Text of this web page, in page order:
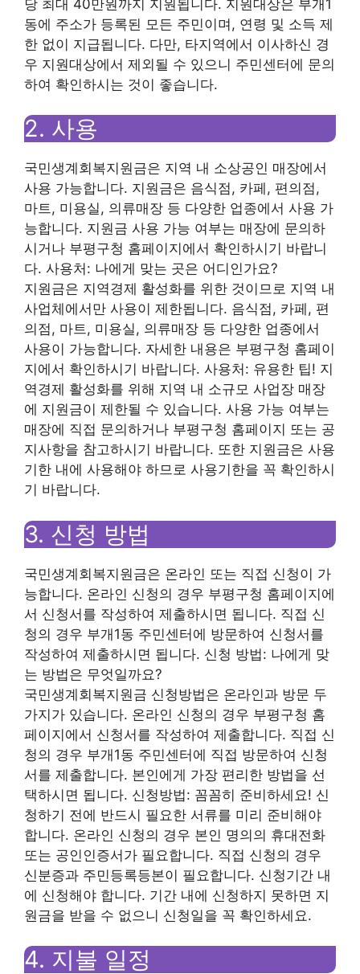
당 최대 40만원까지 지원됩니다. 지원대상은 부개1
동에 주소가 등록된 모든 주민이며, 연령 및 소득 제
한 없이 지급됩니다. 다만, 타지역에서 이사하신 경
우 지원대상에서 제외될 수 있으니 주민센터에 문의
하여 확인하시는 것이 좋습니다.
2. 사용
국민생계회복지원금은 지역 내 소상공인 매장에서
사용 가능합니다. 지원금은 음식점, 카페, 편의점,
마트, 미용실, 의류매장 등 다양한 업종에서 사용 가
능합니다. 지원금 사용 가능 여부는 매장에 문의하
시거나 부평구청 홈페이지에서 확인하시기 바랍니
다. 사용처: 나에게 맞는 곳은 어디인가요?
지원금은 지역경제 활성화를 위한 것이므로 지역 내
사업체에서만 사용이 제한됩니다. 음식점, 카페, 편
의점, 마트, 미용실, 의류매장 등 다양한 업종에서
사용이 가능합니다. 자세한 내용은 부평구청 홈페이
지에서 확인하시기 바랍니다. 사용처: 유용한 팁! 지
역경제 활성화를 위해 지역 내 소규모 사업장 매장
에 지원금이 제한될 수 있습니다. 사용 가능 여부는
매장에 직접 문의하거나 부평구청 홈페이지 또는 공
지사항을 참고하시기 바랍니다. 또한 지원금은 사용
기한 내에 사용해야 하므로 사용기한을 꼭 확인하시
기 바랍니다.
3. 신청 방법
국민생계회복지원금은 온라인 또는 직접 신청이 가
능합니다. 온라인 신청의 경우 부평구청 홈페이지에
서 신청서를 작성하여 제출하시면 됩니다. 직접 신
청의 경우 부개1동 주민센터에 방문하여 신청서를
작성하여 제출하시면 됩니다. 신청 방법: 나에게 맞
는 방법은 무엇일까요?
국민생계회복지원금 신청방법은 온라인과 방문 두
가지가 있습니다. 온라인 신청의 경우 부평구청 홈
페이지에서 신청서를 작성하여 제출합니다. 직접 신
청의 경우 부개1동 주민센터에 직접 방문하여 신청
서를 제출합니다. 본인에게 가장 편리한 방법을 선
택하시면 됩니다. 신청방법: 꼼꼼히 준비하세요! 신
청하기 전에 반드시 필요한 서류를 미리 준비해야
합니다. 온라인 신청의 경우 본인 명의의 휴대전화
또는 공인인증서가 필요합니다. 직접 신청의 경우
신분증과 주민등록등본이 필요합니다. 신청기간 내
에 신청해야 합니다. 기간 내에 신청하지 못하면 지
원금을 받을 수 없으니 신청일을 꼭 확인하세요.
4. 지불 일정